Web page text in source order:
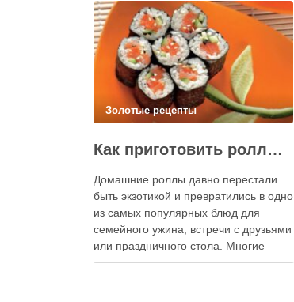
Золотые рецепты
Как приготовить роллы в домашних условиях?
Домашние роллы давно перестали
быть экзотикой и превратились в одно
из самых популярных блюд для
семейного ужина, встречи с друзьями
или праздничного стола. Многие
считают, что приготовление японских